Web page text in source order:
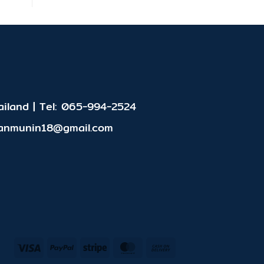
| Tel: 065-994-2524